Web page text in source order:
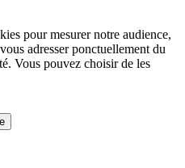
pour mesurer notre audience,
adresser ponctuellement du
Vous pouvez choisir de les